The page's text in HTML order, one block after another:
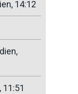
14:12
11:51